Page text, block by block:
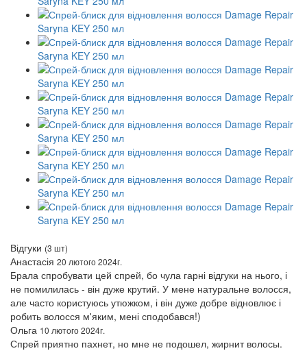
Відгуки (3 шт)
Анастасія 20 лютого 2024г.
Брала спробувати цей спрей, бо чула гарні відгуки на нього, і
не помилилась - він дуже крутий. У мене натуральне волосся,
але часто користуюсь утюжком, і він дуже добре відновлює і
робить волосся м'яким, мені сподобався!)
Ольга 10 лютого 2024г.
Спрей приятно пахнет, но мне не подошел, жирнит волосы.